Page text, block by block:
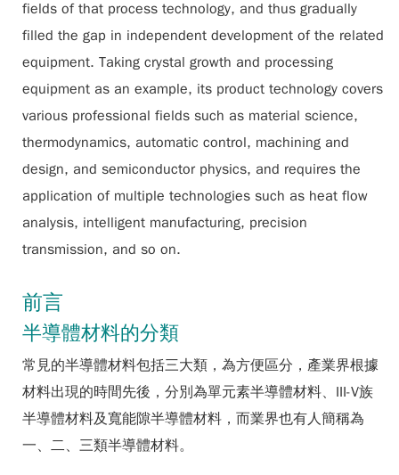
fields of that process technology, and thus gradually
filled the gap in independent development of the related
equipment. Taking crystal growth and processing
equipment as an example, its product technology covers
various professional fields such as material science,
thermodynamics, automatic control, machining and
design, and semiconductor physics, and requires the
application of multiple technologies such as heat flow
analysis, intelligent manufacturing, precision
transmission, and so on.
前言
半導體材料的分類
常見的半導體材料包括三大類，為方便區分，產業界根據
材料出現的時間先後，分別為單元素半導體材料、III-V族
半導體材料及寬能隙半導體材料，而業界也有人簡稱為
一、二、三類半導體材料。